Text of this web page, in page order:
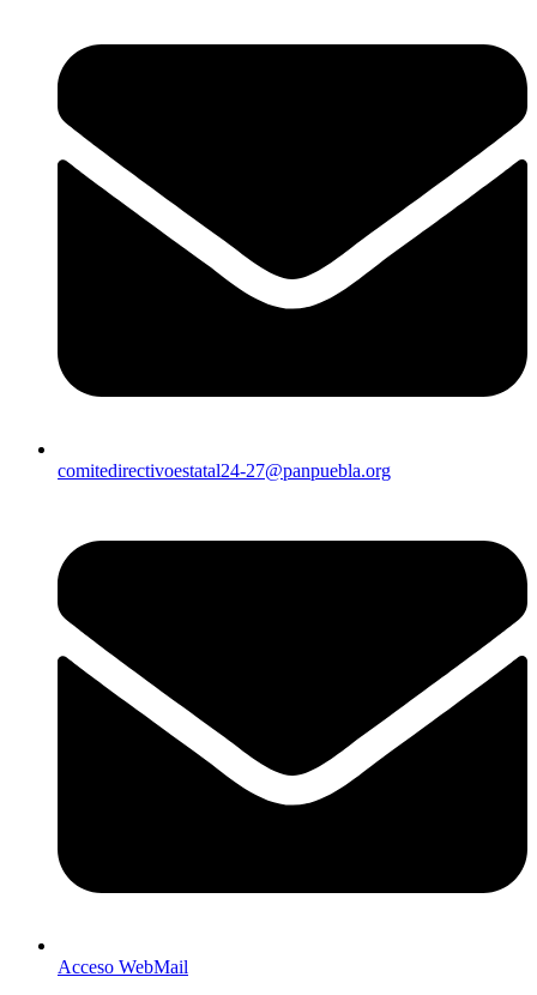
comitedirectivoestatal24-27@panpuebla.org
Acceso WebMail